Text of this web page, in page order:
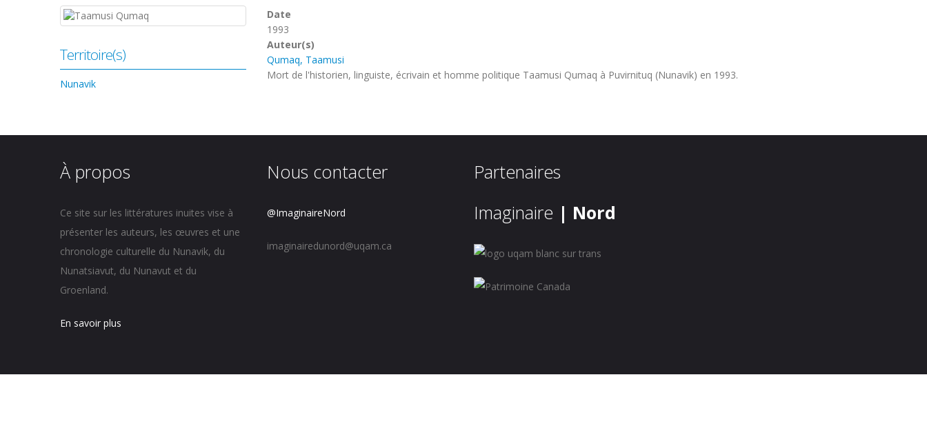
Territoire(s)
Nunavik
Date
1993
Auteur(s)
Qumaq, Taamusi
Mort de l'historien, linguiste, écrivain et homme politique Taamusi Qumaq à Puvirnituq (Nunavik) en 1993.
À propos
Ce site sur les littératures inuites vise à
présenter les auteurs, les œuvres et une
chronologie culturelle du Nunavik, du
Nunatsiavut, du Nunavut et du
Groenland.
En savoir plus
Nous contacter
@ImaginaireNord
imaginairedunord@uqam.ca
Partenaires
Imaginaire | Nord